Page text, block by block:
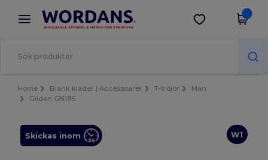
× Wordans-app
Bättre priser i appen!
Hämta app
Home Blank kläder | Accessoarer T-tröjor
Män
Gildan GN186
W1
Skickas inom